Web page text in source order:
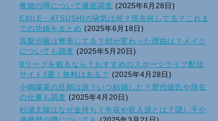
奪婚の噂について徹底調査 (2025年6月28日)
EXILE・ATSUSHIの病気は何？現在何してる？これま
での功績をまとめ (2025年6月18日)
高梨沙羅は整形してる？顔が変わった理由は？メイク
についても調査 (2025年5月20日)
Bリーグを観るなら？おすすめのスポーツライブ配信
サイト3選！無料はある？
(2025年4月28日)
小嶋陽菜の旦那は誰？いつ結婚した？歴代彼氏や現在
の仕事も調査 (2025年4月20日)
杉浦太陽はなぜ金持ち？年収や収入源とは？隠し子や